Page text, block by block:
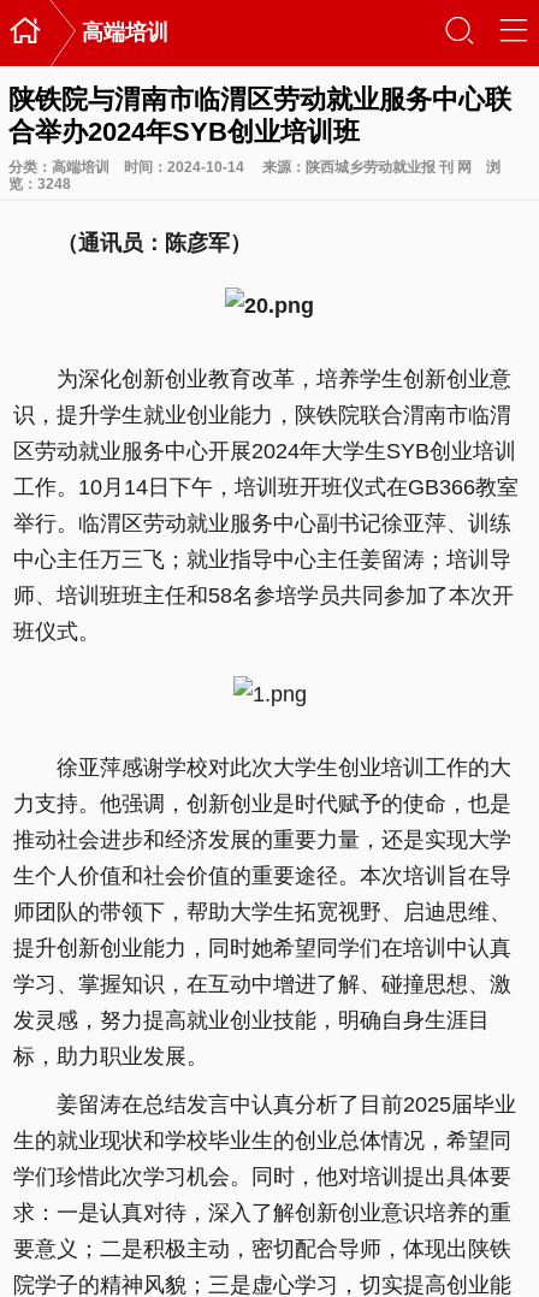
 高端培训 󰃙 󰆉
陕铁院与渭南市临渭区劳动就业服务中心联
合举办2024年SYB创业培训班
分类： 高端培训 时间：2024-10-14 来源：陕西城乡劳动就业报 刊 网
浏
览： 3248
（通讯员：陈彦军）
为深化创新创业教育改革，培养学生创新创业意
识，提升学生就业创业能力，陕铁院联合渭南市临渭
区劳动就业服务中心开展2024年大学生SYB创业培训
工作。10月14日下午，培训班开班仪式在GB366教室
举行。临渭区劳动就业服务中心副书记徐亚萍、训练
中心主任万三飞；就业指导中心主任姜留涛；培训导
师、培训班班主任和58名参培学员共同参加了本次开
班仪式。
徐亚萍感谢学校对此次大学生创业培训工作的大
力支持。他强调，创新创业是时代赋予的使命，也是
推动社会进步和经济发展的重要力量，还是实现大学
生个人价值和社会价值的重要途径。本次培训旨在导
师团队的带领下，帮助大学生拓宽视野、启迪思维、
提升创新创业能力，同时她希望同学们在培训中认真
学习、掌握知识，在互动中增进了解、碰撞思想、激
发灵感，努力提高就业创业技能，明确自身生涯目
标，助力职业发展。
姜留涛在总结发言中认真分析了目前2025届毕业
生的就业现状和学校毕业生的创业总体情况，希望同
学们珍惜此次学习机会。同时，他对培训提出具体要
求：一是认真对待，深入了解创新创业意识培养的重
要意义；二是积极主动，密切配合导师，体现出陕铁
院学子的精神风貌；三是虚心学习，切实提高创业能